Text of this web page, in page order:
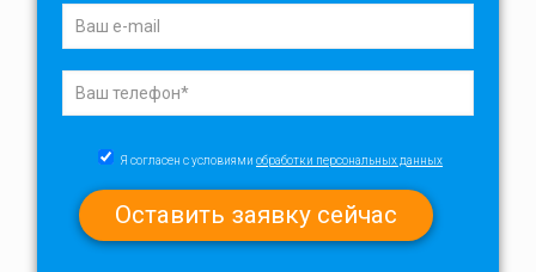
Я согласен с условиями обработки персональных данных